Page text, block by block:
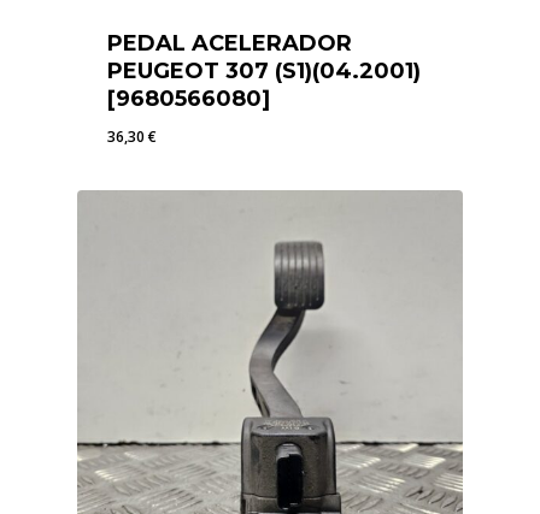
PEDAL ACELERADOR
PEUGEOT 307 (S1)(04.2001)
[9680566080]
36,30€